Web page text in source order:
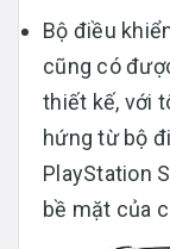
Bộ điều
cũng có
thiết kế, với
hứng từ bộ
PlayStation
bề mặt của